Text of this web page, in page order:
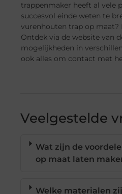
trappenmaker heeft al vele
succesvol einde weten te
vurenhouten trap op maat?
Ontdek via de website van
mogelijkheden in
ook alles om contact met
Veelgestelde
Wat zijn de
op maat laten
Welke materialen